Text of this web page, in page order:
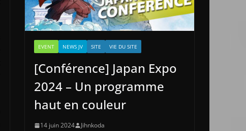
EVENT NEWS JV SITE VIE DU SITE
[Conférence] Japan Expo
2024 – Un programme
haut en couleur
14 juin 2024 Jihnkoda